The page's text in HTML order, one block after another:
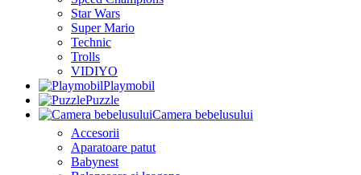
Star Wars
Super Mario
Technic
Trolls
VIDIYO
Playmobil
Puzzle
Camera bebelusului
Accesorii
Aparatoare patut
Babynest